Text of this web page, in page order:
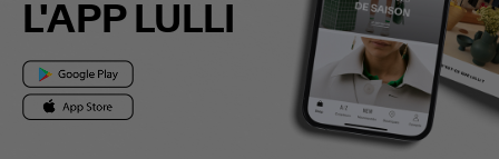
L'APP LULLI